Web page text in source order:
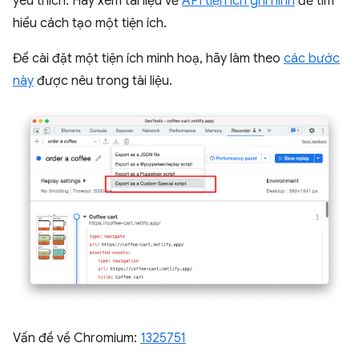
hiểu cách tạo một tiện ích.
Để cài đặt một tiện ích minh hoạ, hãy làm theo các bước
này được nêu trong tài liệu.
Vấn đề về Chromium: 1325751